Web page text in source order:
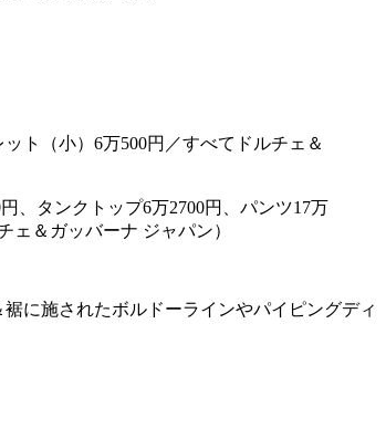
、タンクトップ6万2700円、パンツ17万
ェ＆ガッバーナ ジャパン）
に施されたボルドーラインやパイピングディ